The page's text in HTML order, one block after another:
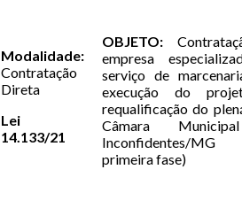
Modalidade:
Contratação
Direta
Lei
14.133/21
OBJETO:
empresa
serviço de
execução do
requalificação do
Câmara
Inconfidentes/
primeira fase)